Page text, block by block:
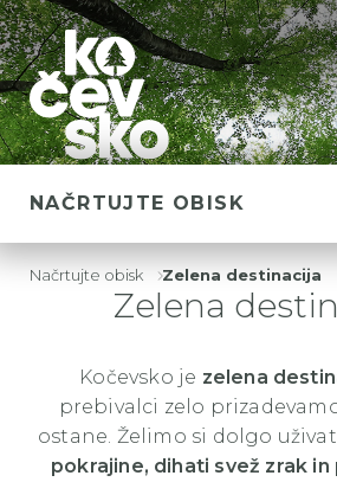
NAČRTUJTE OBISK
Drobtinice
Načrtujte obisk Zelena destinacija
Zelena
Kočevsko je zelena
prebivalci zelo
ostane. Želimo si dolgo
pokrajine, dihati svež zrak